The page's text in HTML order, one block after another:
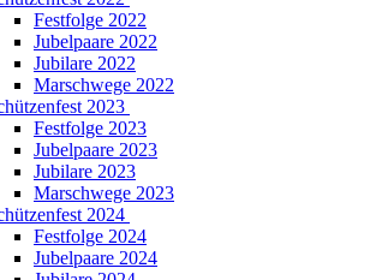
Festfolge 2022
Jubelpaare 2022
Jubilare 2022
Marschwege 2022
2023
Festfolge 2023
Jubelpaare 2023
Jubilare 2023
Marschwege 2023
2024
Festfolge 2024
Jubelpaare 2024